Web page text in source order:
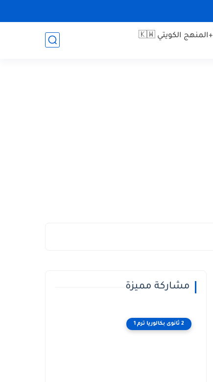
+المنهج الكويتي 🇰🇼
مشاركة مميزة
2 ثانوى بكالوريا ترم 1